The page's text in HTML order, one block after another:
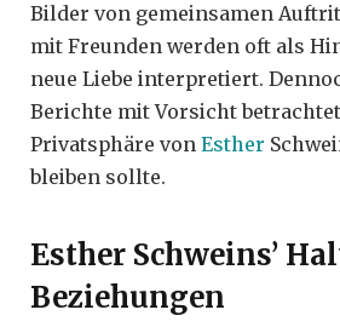
Bilder von gemeinsamen
mit Freunden werden oft als
neue Liebe interpretiert.
Berichte mit Vorsicht
Privatsphäre von Esther
bleiben sollte.
Esther Schweins’
Beziehungen